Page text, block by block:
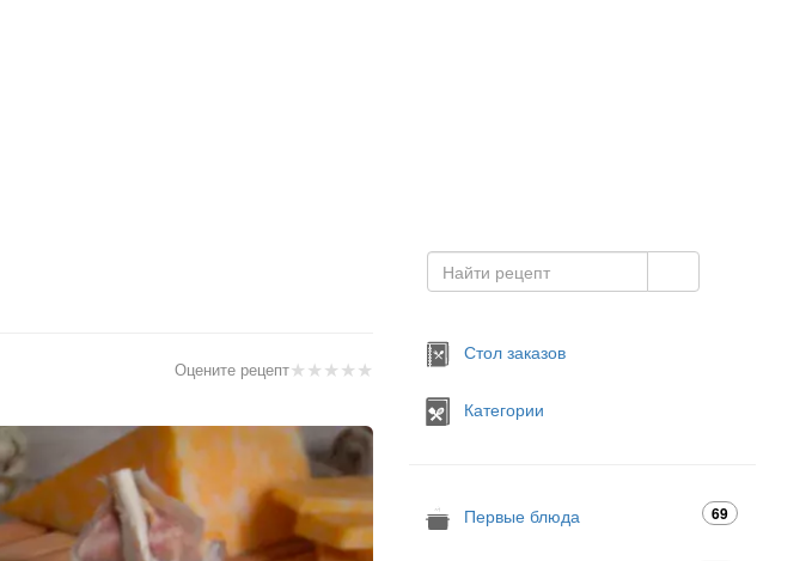
★★★★★
Оцените рецепт
Стол заказов
Категории
Первые блюда 69